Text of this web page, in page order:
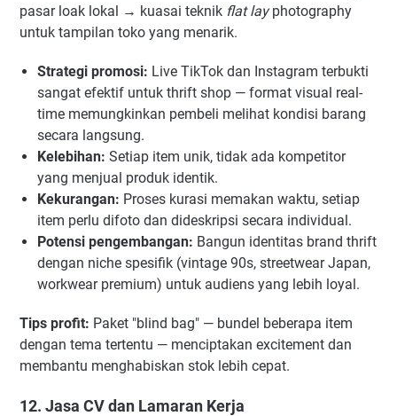
pasar loak lokal → kuasai teknik flat layphotography
untuk tampilan toko yang menarik.
Strategi promosi: Live TikTok dan Instagram terbukti
sangat efektif untuk thrift shop — format visual real-
time memungkinkan pembeli melihat kondisi barang
secara langsung.
Kelebihan: Setiap item unik, tidak ada kompetitor
yang menjual produk identik.
Kekurangan: Proses kurasi memakan waktu, setiap
item perlu difoto dan dideskripsi secara individual.
Potensi pengembangan: Bangun identitas brand thrift
dengan niche spesifik (vintage 90s, streetwear Japan,
workwear premium) untuk audiens yang lebih loyal.
Tips profit: Paket "blind bag" — bundel beberapa item
dengan tema tertentu — menciptakan excitement dan
membantu menghabiskan stok lebih cepat.
12. Jasa CV dan Lamaran Kerja